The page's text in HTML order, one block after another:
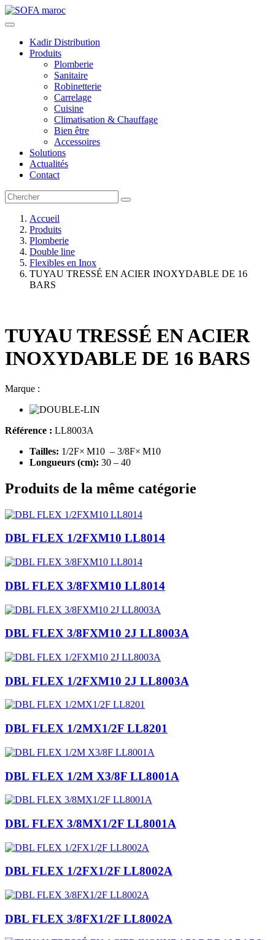
Kadir Distribution
Produits
Plomberie
Sanitaire
Robinetterie
Carrelage
Cuisine
Climatisation & Chauffage
Bien être
Accessoires
Solutions
Actualités
Contact
Accueil
Produits
Plomberie
Double line
Flexibles en Inox
TUYAU TRESSÉ EN ACIER INOXYDABLE DE 16
BARS
TUYAU TRESSÉ EN ACIER
INOXYDABLE DE 16 BARS
Marque :
Référence : LL8003A
Tailles: 1/2F× M10 – 3/8F× M10
Longueurs (cm): 30 – 40
Produits de la même catégorie
DBL FLEX 1/2FXM10 LL8014
DBL FLEX 3/8FXM10 LL8014
DBL FLEX 3/8FXM10 2J LL8003A
DBL FLEX 1/2FXM10 2J LL8003A
DBL FLEX 1/2MX1/2F LL8201
DBL FLEX 1/2M X3/8F LL8001A
DBL FLEX 3/8MX1/2F LL8001A
DBL FLEX 1/2FX1/2F LL8002A
DBL FLEX 3/8FX1/2F LL8002A